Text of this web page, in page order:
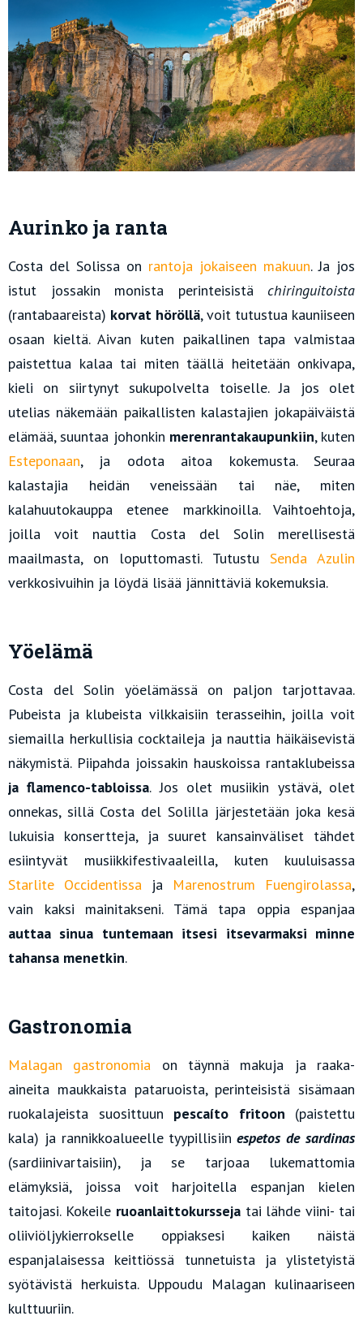
Aurinko ja ranta
Costa del Solissa on rantoja jokaiseen makuun. Ja jos
istut jossakin monista perinteisistä chiringuitoista
(rantabaareista) korvat höröllä, voit tutustua kauniiseen
osaan kieltä. Aivan kuten paikallinen tapa valmistaa
paistettua kalaa tai miten täällä heitetään onkivapa,
kieli on siirtynyt sukupolvelta toiselle. Ja jos olet
utelias näkemään paikallisten kalastajien jokapäiväistä
elämää, suuntaa johonkin merenrantakaupunkiin, kuten
Esteponaan, ja odota aitoa kokemusta. Seuraa
kalastajia heidän veneissään tai näe, miten
kalahuutokauppa etenee markkinoilla. Vaihtoehtoja,
joilla voit nauttia Costa del Solin merellisestä
maailmasta, on loputtomasti. Tutustu Senda Azulin
verkkosivuihin ja löydä lisää jännittäviä kokemuksia.
Yöelämä
Costa del Solin yöelämässä on paljon tarjottavaa.
Pubeista ja klubeista vilkkaisiin terasseihin, joilla voit
siemailla herkullisia cocktaileja ja nauttia häikäisevistä
näkymistä. Piipahda joissakin hauskoissa rantaklubeissa
ja flamenco-tabloissa. Jos olet musiikin ystävä, olet
onnekas, sillä Costa del Solilla järjestetään joka kesä
lukuisia konsertteja, ja suuret kansainväliset tähdet
esiintyvät musiikkifestivaaleilla, kuten kuuluisassa
Starlite Occidentissa ja Marenostrum Fuengirolassa,
vain kaksi mainitakseni. Tämä tapa oppia espanjaa
auttaa sinua tuntemaan itsesi itsevarmaksi minne
tahansa menetkin.
Gastronomia
Malagan gastronomia on täynnä makuja ja raaka-
aineita maukkaista pataruoista, perinteisistä sisämaan
ruokalajeista suosittuun pescaíto fritoon (paistettu
kala) ja rannikkoalueelle tyypillisiinespetos de sardinas
(sardiinivartaisiin), ja se tarjoaa lukemattomia
elämyksiä, joissa voit harjoitella espanjan kielen
taitojasi. Kokeile ruoanlaittokurssejatai lähde viini- tai
oliiviöljykierrokselle oppiaksesi kaiken näistä
espanjalaisessa keittiössä tunnetuista ja ylistetyistä
syötävistä herkuista. Uppoudu Malagan kulinaariseen
kulttuuriin.